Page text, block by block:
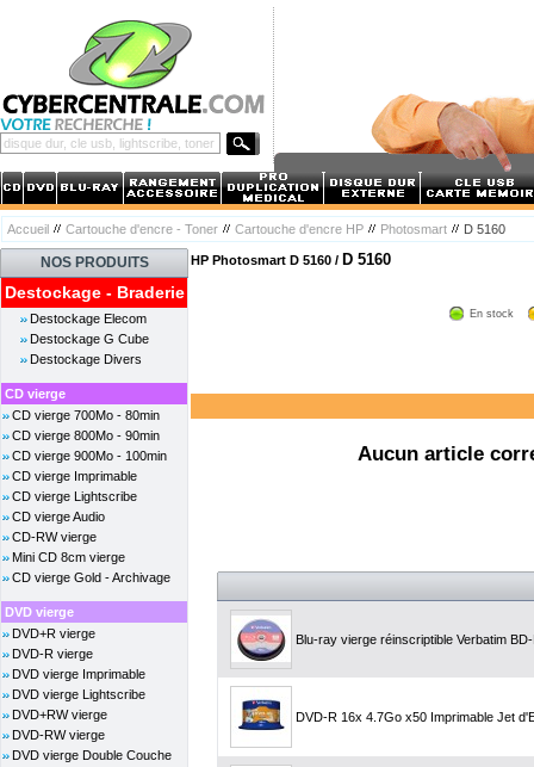
Accueil Cartouche d'encre - Toner Cartouche d'encre HP Photosmart D 5160
NOS PRODUITS
Destockage - Braderie
Destockage Elecom
Destockage G Cube
Destockage Divers
CD vierge
CD vierge 700Mo - 80min
CD vierge 800Mo - 90min
CD vierge 900Mo - 100min
CD vierge Imprimable
CD vierge Lightscribe
CD vierge Audio
CD-RW vierge
Mini CD 8cm vierge
CD vierge Gold - Archivage
DVD vierge
DVD+R vierge
DVD-R vierge
DVD vierge Imprimable
DVD vierge Lightscribe
DVD+RW vierge
DVD-RW vierge
DVD vierge Double Couche
HP Photosmart D 5160 / D 5160
En stock
Aucun article
Blu-ray vierge réinscriptible Verbatim
DVD-R 16x 4.7Go x50 Imprimable Jet